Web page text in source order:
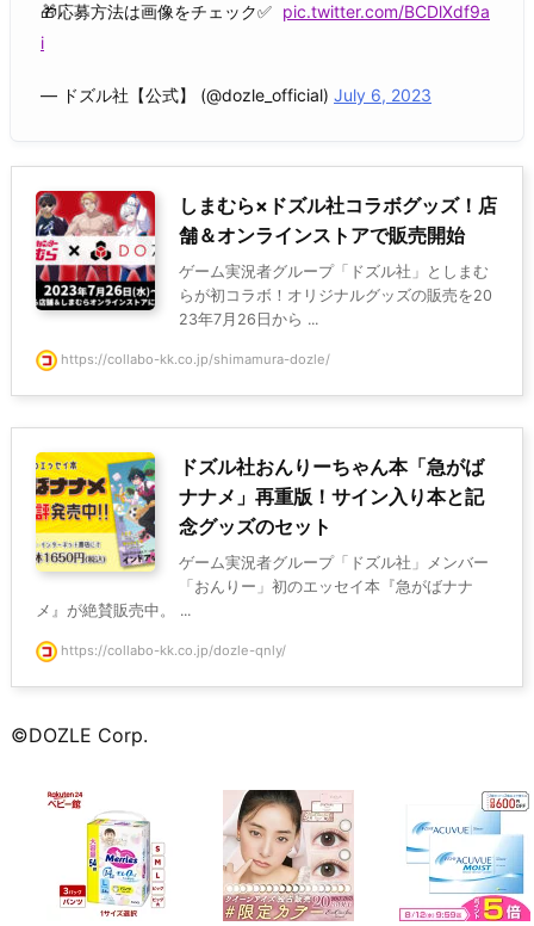
🎁応募方法は画像をチェック✅ pic.twitter.com/BCDlXdf9a
i
— ドズル社【公式】 (@dozle_official) July 6, 2023
しまむら×ドズル社コラボグッズ！店
舗＆オンラインストアで販売開始
ゲーム実況者グループ「ドズル社」としまむ
らが初コラボ！オリジナルグッズの販売を20
23年7月26日から ...
https://collabo-kk.co.jp/shimamura-dozle/
ドズル社おんりーちゃん本「急がば
ナナメ」再重版！サイン入り本と記
念グッズのセット
ゲーム実況者グループ「ドズル社」メンバー
「おんりー」初のエッセイ本『急がばナナ
メ』が絶賛販売中。 ...
https://collabo-kk.co.jp/dozle-qnly/
©DOZLE Corp.